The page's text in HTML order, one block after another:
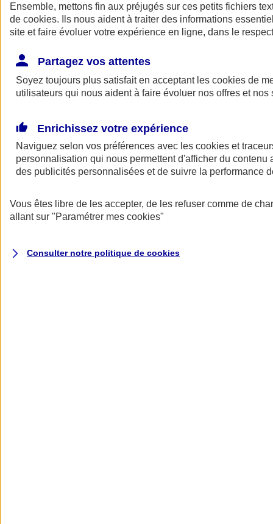
AXA Assurance
Ensemble, mettons fin aux préjugés sur ces petits fichiers
de cookies. Ils nous aident à traiter des informations
site et faire évoluer votre expérience en ligne, dans le
Partagez vos attentes
Soyez toujours plus satisfait en acceptant les cookies de
utilisateurs qui nous aident à faire évoluer nos offres et nos
Enrichissez votre expérience
Naviguez selon vos préférences avec les cookies et
personnalisation qui nous permettent d'afficher du contenu
des publicités personnalisées et de suivre la performance
Vous êtes libre de les accepter, de les refuser comme de
allant sur "Paramétrer mes cookies"
Consulter notre politique de cookies